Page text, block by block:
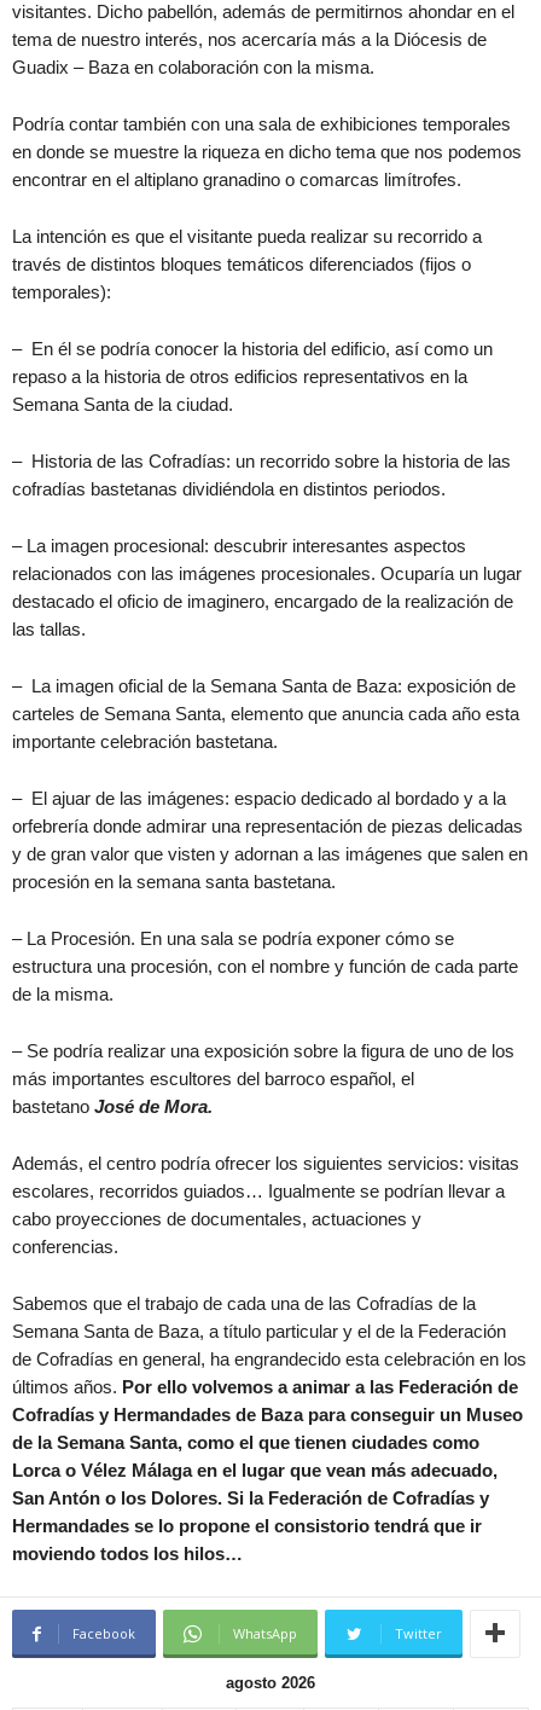
visitantes. Dicho pabellón, además de permitirnos ahondar en el
tema de nuestro interés, nos acercaría más a la Diócesis de
Guadix – Baza en colaboración con la misma.
Podría contar también con una sala de exhibiciones temporales
en donde se muestre la riqueza en dicho tema que nos podemos
encontrar en el altiplano granadino o comarcas limítrofes.
La intención es que el visitante pueda realizar su recorrido a
través de distintos bloques temáticos diferenciados (fijos o
temporales):
– En él se podría conocer la historia del edificio, así como un
repaso a la historia de otros edificios representativos en la
Semana Santa de la ciudad.
– Historia de las Cofradías: un recorrido sobre la historia de las
cofradías bastetanas dividiéndola en distintos periodos.
– La imagen procesional: descubrir interesantes aspectos
relacionados con las imágenes procesionales. Ocuparía un lugar
destacado el oficio de imaginero, encargado de la realización de
las tallas.
– La imagen oficial de la Semana Santa de Baza: exposición de
carteles de Semana Santa, elemento que anuncia cada año esta
importante celebración bastetana.
– El ajuar de las imágenes: espacio dedicado al bordado y a la
orfebrería donde admirar una representación de piezas delicadas
y de gran valor que visten y adornan a las imágenes que salen en
procesión en la semana santa bastetana.
– La Procesión. En una sala se podría exponer cómo se
estructura una procesión, con el nombre y función de cada parte
de la misma.
– Se podría realizar una exposición sobre la figura de uno de los
más importantes escultores del barroco español, el
bastetano José de Mora.
Además, el centro podría ofrecer los siguientes servicios: visitas
escolares, recorridos guiados… Igualmente se podrían llevar a
cabo proyecciones de documentales, actuaciones y
conferencias.
Sabemos que el trabajo de cada una de las Cofradías de la
Semana Santa de Baza, a título particular y el de la Federación
de Cofradías en general, ha engrandecido esta celebración en los
últimos años. Por ello volvemos a animar a las Federación de
Cofradías y Hermandades de Baza para conseguir un Museo
de la Semana Santa, como el que tienen ciudades como
Lorca o Vélez Málaga en el lugar que vean más adecuado,
San Antón o los Dolores. Si la Federación de Cofradías y
Hermandades se lo propone el consistorio tendrá que ir
moviendo todos los hilos…
Facebook WhatsApp Twitter
agosto 2026